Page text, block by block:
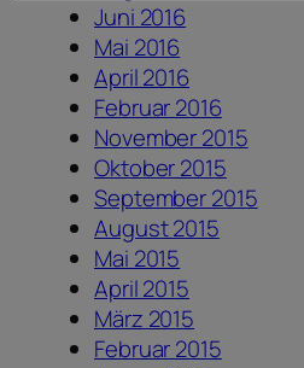
Juni 2016
Mai 2016
April 2016
Februar 2016
November 2015
Oktober 2015
September 2015
August 2015
Mai 2015
April 2015
März 2015
Februar 2015